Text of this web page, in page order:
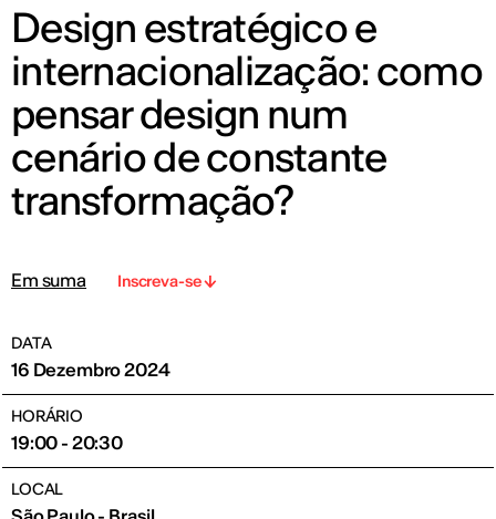
Design estratégico e
internacionalização: como
pensar design num
cenário de constante
transformação?
Em suma Inscreva-se
DATA
16 Dezembro 2024
HORÁRIO
19:00 - 20:30
LOCAL